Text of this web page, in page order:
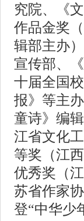
究院、《
作品金奖
辑部主办
宣传部、
十届全国
报》等主
童诗》编
江省文化
等奖（江
优秀奖（
苏省作家
登“中华少